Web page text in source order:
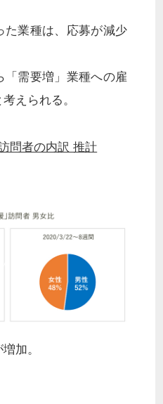
た業種は、応募が減少
「需要増」業種への雇
えられる。
問者の内訳 推計
加。